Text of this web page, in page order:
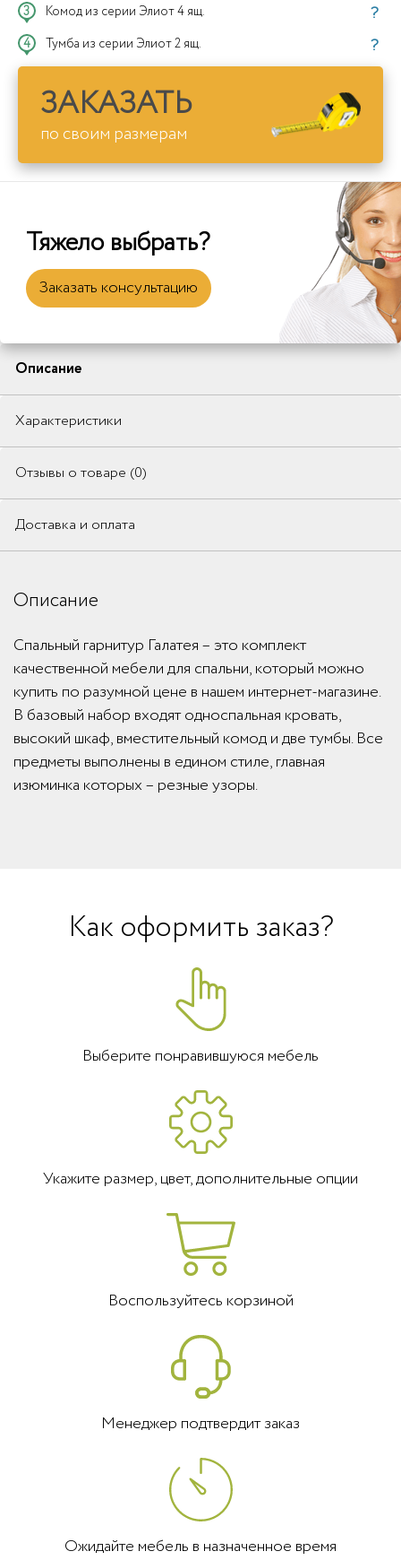
Комод из серии Элиот 4 ящ. ?
Тумба из серии Элиот 2 ящ. ?
ЗАКАЗАТЬ
по своим размерам
Тяжело выбрать?
Заказать консультацию
Описание
Характеристики
Отзывы о товаре (0)
Доставка и оплата
Описание
Спальный гарнитур Галатея – это комплект
качественной мебели для спальни, который можно
купить по разумной цене в нашем интернет-магазине.
В базовый набор входят односпальная кровать,
высокий шкаф, вместительный комод и две тумбы. Все
предметы выполнены в едином стиле, главная
изюминка которых – резные узоры.
Как оформить заказ?
Выберите понравившуюся мебель
Укажите размер, цвет, дополнительные опции
Воспользуйтесь корзиной
Менеджер подтвердит заказ
Ожидайте мебель в назначенное время